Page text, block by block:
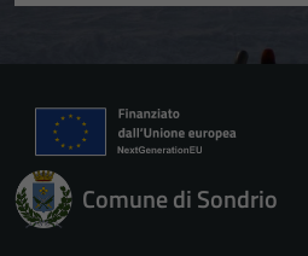
Comune di Sondrio